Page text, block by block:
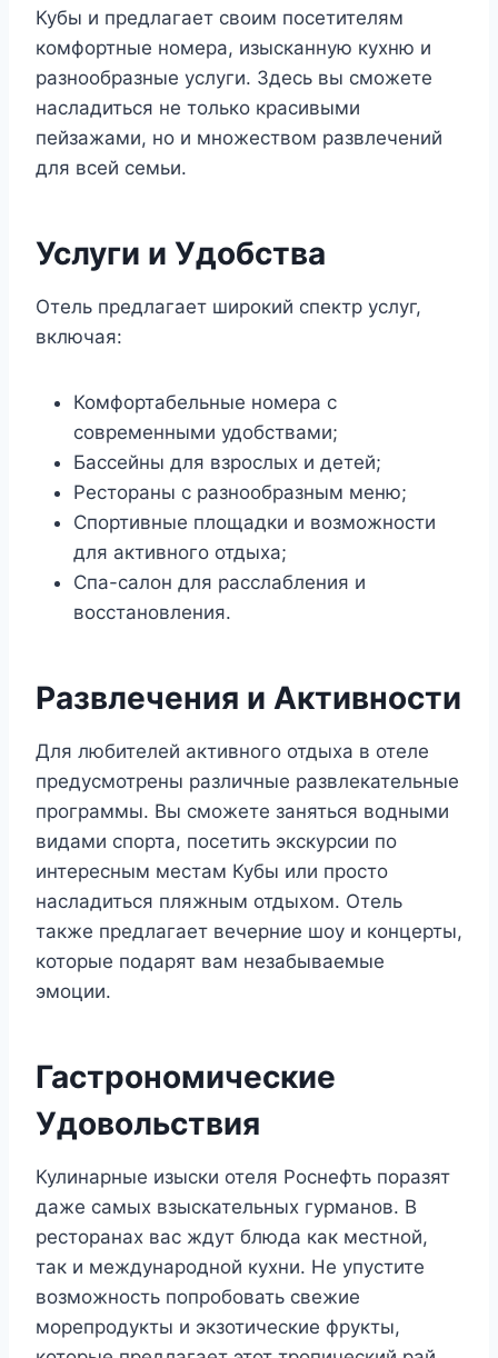
Кубы и предлагает своим посетителям
комфортные номера, изысканную кухню и
разнообразные услуги. Здесь вы сможете
насладиться не только красивыми
пейзажами, но и множеством развлечений
для всей семьи.
Услуги и Удобства
Отель предлагает широкий спектр услуг,
включая:
Комфортабельные номера с
современными удобствами;
Бассейны для взрослых и детей;
Рестораны с разнообразным меню;
Спортивные площадки и возможности
для активного отдыха;
Спа-салон для расслабления и
восстановления.
Развлечения и Активности
Для любителей активного отдыха в отеле
предусмотрены различные развлекательные
программы. Вы сможете заняться водными
видами спорта, посетить экскурсии по
интересным местам Кубы или просто
насладиться пляжным отдыхом. Отель
также предлагает вечерние шоу и концерты,
которые подарят вам незабываемые
эмоции.
Гастрономические
Удовольствия
Кулинарные изыски отеля Роснефть поразят
даже самых взыскательных гурманов. В
ресторанах вас ждут блюда как местной,
так и международной кухни. Не упустите
возможность попробовать свежие
морепродукты и экзотические фрукты,